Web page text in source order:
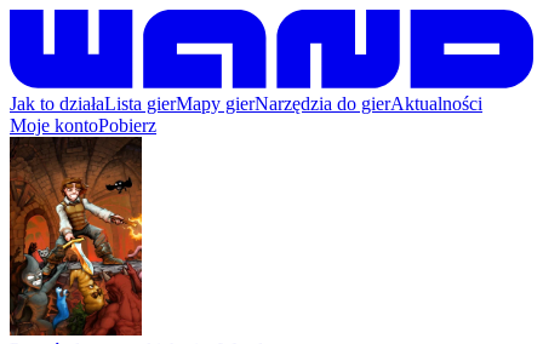
Jak to działaLista gierMapy gierNarzędzia do gierAktualności
Moje kontoPobierz